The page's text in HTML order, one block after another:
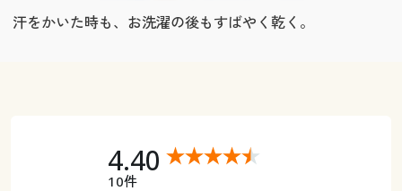
汗をかいた時も、お洗濯の後もすばやく乾く。
4.40
10件